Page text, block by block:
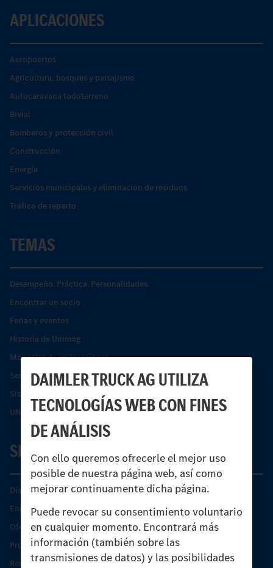
DAIMLER TRUCK AG UTILIZA
TECNOLOGÍAS WEB CON FINES
DE ANÁLISIS
Con ello queremos ofrecerle el mejor uso
posible de nuestra página web, así como
mejorar continuamente dicha página.
Puede revocar su consentimiento voluntario
en cualquier momento. Encontrará más
información (también sobre las
transmisiones de datos) y las posibilidades
APLICACIONES
Aeropuertos
Agricultura, bosques y paisajismo
Autocaravana todoterreno
Bivial
Bomberos y protección civil
Construcción
Energía
Servicios municipales y eliminación de residuos
Tráfico de reparto
TEMAS
Desempeño. Práctica. Personalidades.
Encontrar un socio
Ferias y eventos
Historia de Unimog
Manuales de instrucciones
Servicios financieros
Sistemas de asistencia de seguridad Econic
UNI-TOUCH®
SERVICIO
Días de Servicio del Unimog
Encontrar un socio
Oferta de servicio del Unimog
Productos de piezas y servicio
Recambios originales